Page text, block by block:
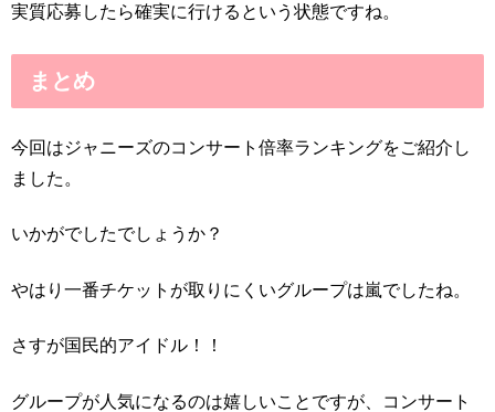
実質応募したら確実に行けるという状態ですね。
まとめ
今回はジャニーズのコンサート倍率ランキングをご紹介し
ました。
いかがでしたでしょうか？
やはり一番チケットが取りにくいグループは嵐でしたね。
さすが国民的アイドル！！
グループが人気になるのは嬉しいことですが、コンサート